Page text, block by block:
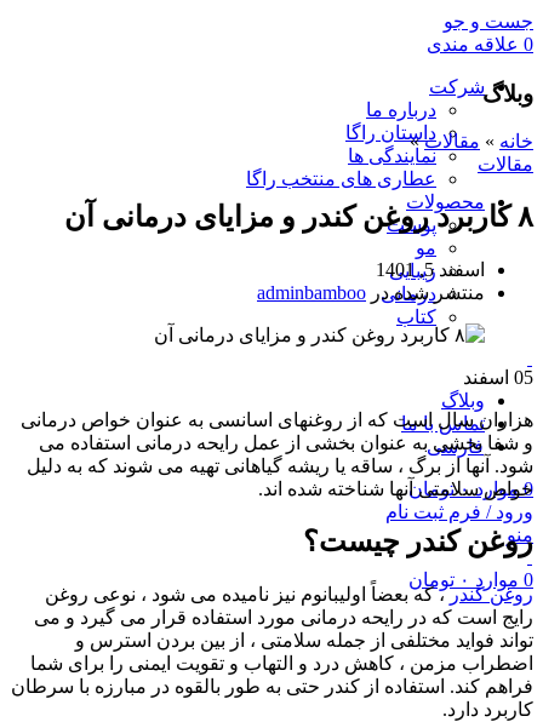
جست و جو
0 علاقه مندی
شرکت
درباره ما
داستان راگا
نمایندگی ها
عطاری های منتخب راگا
محصولات
پوست
مو
زیبایی
درمانی
کتاب
وبلاگ
تماس با ما
فارسی
0 موارد ۰ تومان
ورود / فرم ثبت نام
منو
0 موارد ۰ تومان
وبلاگ
خانه » مقالات»
مقالات
۸ کاربرد روغن کندر و مزایای درمانی آن
اسفند 5, 1401
منتشر شده در adminbamboo
05 اسفند
هزاران سال است که از روغنهای اسانسی به عنوان خواص درمانی
و شفا بخشی به عنوان بخشی از عمل رایحه درمانی استفاده می
شود. آنها از برگ ، ساقه یا ریشه گیاهانی تهیه می شوند که به دلیل
خواص سلامتی آنها شناخته شده اند.
روغن کندر چیست؟
روغن کندر، که بعضاً اولیبانوم نیز نامیده می شود ، نوعی روغن
رایج است که در رایحه درمانی مورد استفاده قرار می گیرد و می
تواند فواید مختلفی از جمله سلامتی ، از بین بردن استرس و
اضطراب مزمن ، کاهش درد و التهاب و تقویت ایمنی را برای شما
فراهم کند. استفاده از کندر حتی به طور بالقوه در مبارزه با سرطان
کاربرد دارد.